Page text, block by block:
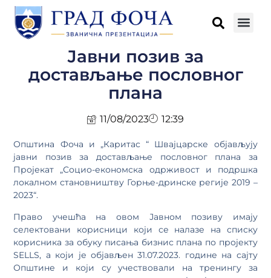
Јавни позив за
достављање пословног
плана
11/08/2023 12:39
Општина Фоча и „Каритас “ Швајцарске објављују
јавни позив за достављање пословног плана за
Пројекат „Социо-економска одрживост и подршка
локалном становништву Горње-дринске регије 2019 –
2023“.
Право учешћа на овом Јавном позиву имају
селектовани корисници који се налазе на списку
корисника за обуку писања бизнис плана по пројекту
SELLS, а који је објављен 31.07.2023. године на сајту
Општине и који су учествовали на тренингу за